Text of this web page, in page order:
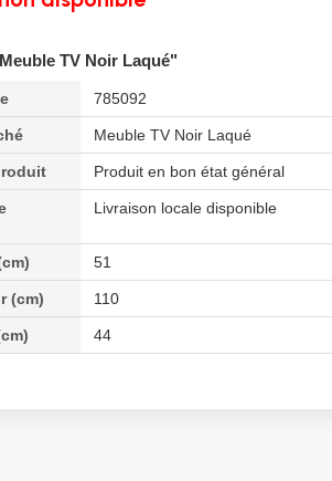
TV Noir Laqué"
785092
Meuble TV Noir Laqué
Produit en bon état général
Livraison locale disponible
51
(cm) 110
44